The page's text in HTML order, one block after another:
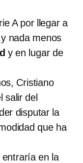
A por llegar a
nada menos
y en lugar de
Cristiano
salir del
disputar la
que ha
entraría en la